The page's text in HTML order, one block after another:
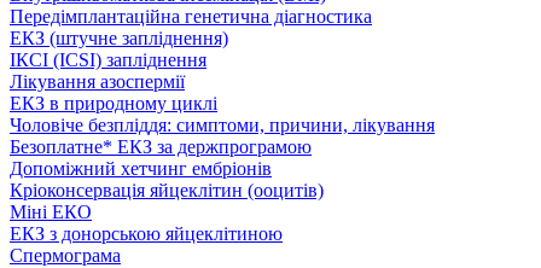
Передімплантаційна генетична діагностика
ЕКЗ (штучне запліднення)
ІКСІ (ICSI) запліднення
Лікування азоспермії
ЕКЗ в природному циклі
Чоловіче безпліддя: симптоми, причини, лікування
Безоплатне* ЕКЗ за держпрограмою
Допоміжний хетчинг ембріонів
Кріоконсервація яйцеклітин (ооцитів)
Міні ЕКО
ЕКЗ з донорською яйцеклітиною
Спермограма